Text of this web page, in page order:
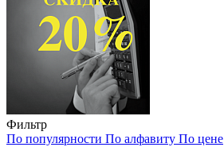
Фильтр
По популярности По алфавиту По цене